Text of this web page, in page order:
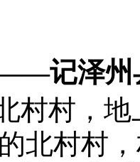
记泽州
村村， 地
北村村，